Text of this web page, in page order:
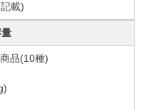
載)
品(10種)